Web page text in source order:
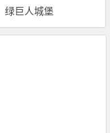
绿巨人城堡